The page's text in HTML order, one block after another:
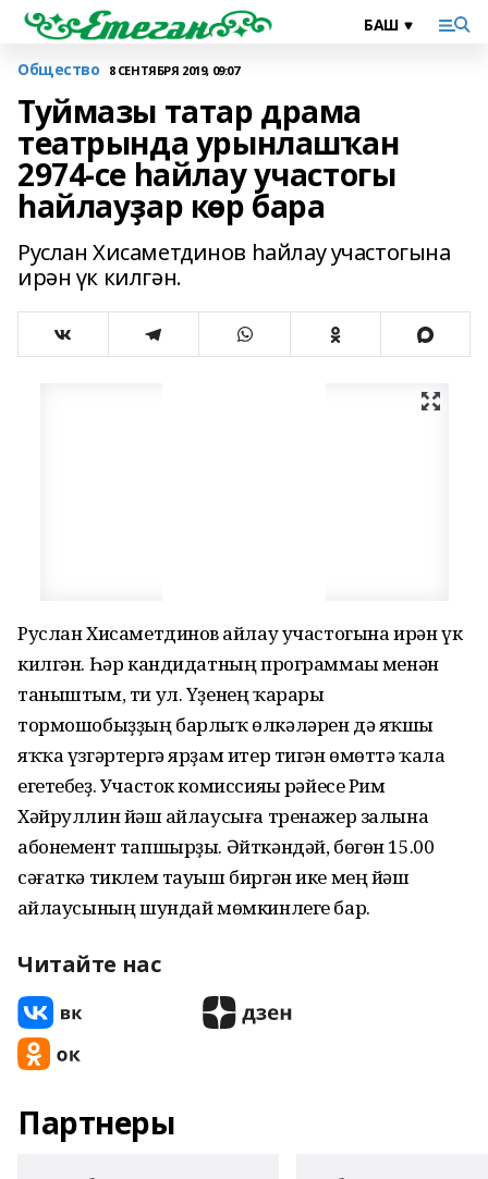
Общество 8 СЕНТЯБРЯ 2019, 09:07
Туймазы татар драма
театрында урынлашҡан
2974-се һайлау участогы
һайлауҙар көр бара
Руслан Хисаметдинов һайлау участогына
ирән үк килгән.
Руслан Хисаметдинов һайлау участогына ирән үк
килгән. Һәр кандидатның программаһы менән
таныштым, ти ул. Үҙенең ҡарары
тормошобыҙҙың барлыҡ өлкәләрен дә яҡшы
яҡҡа үзгәртергә ярҙам итер тигән өмөттә ҡала
егетебеҙ. Участок комиссияһы рәйесе Рим
Хәйруллин йәш һайлаусыға тренажер залына
абонемент тапшырҙы. Әйткәндәй, бөгөн 15.00
сәғаткә тиклем тауыш биргән ике мең йәш
һайлаусының шундай мөмкинлеге бар.
Читайте нас
Партнеры